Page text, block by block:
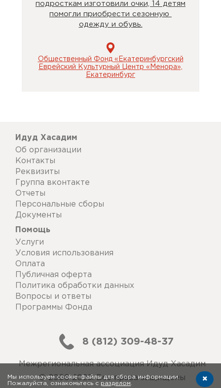
подросткам изготовили очки, 14 детям
помогли приобрести сезонную
одежду и обувь.
Общественный Фонд «Екатеринбургский
Еврейский Культурный Центр «Менора»,
Екатеринбург
Идуд Хасадим
Об организации
Контакты
Реквизиты
Группа вконтакте
Отчеты
Персональные сборы
Документы
Помощь
Услуги
Условия использования
Оплата
Публичная оферта
Политика обработки данных
Вопросы и ответы
Программы Фонда
Межрегиональная ассоциация Идуд Хасадим
© 2006-2026. Все права защищены
8 (812) 309-48-37
Мы используем cookie-файлы для сбора информации.
Пожалуйста, ознакомьтесь с разделом